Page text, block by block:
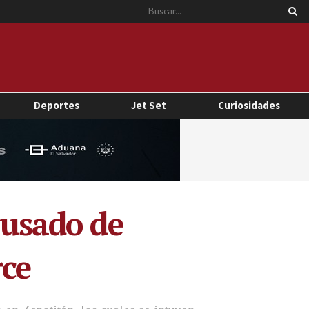
Deportes Jet Set Curiosidades
de